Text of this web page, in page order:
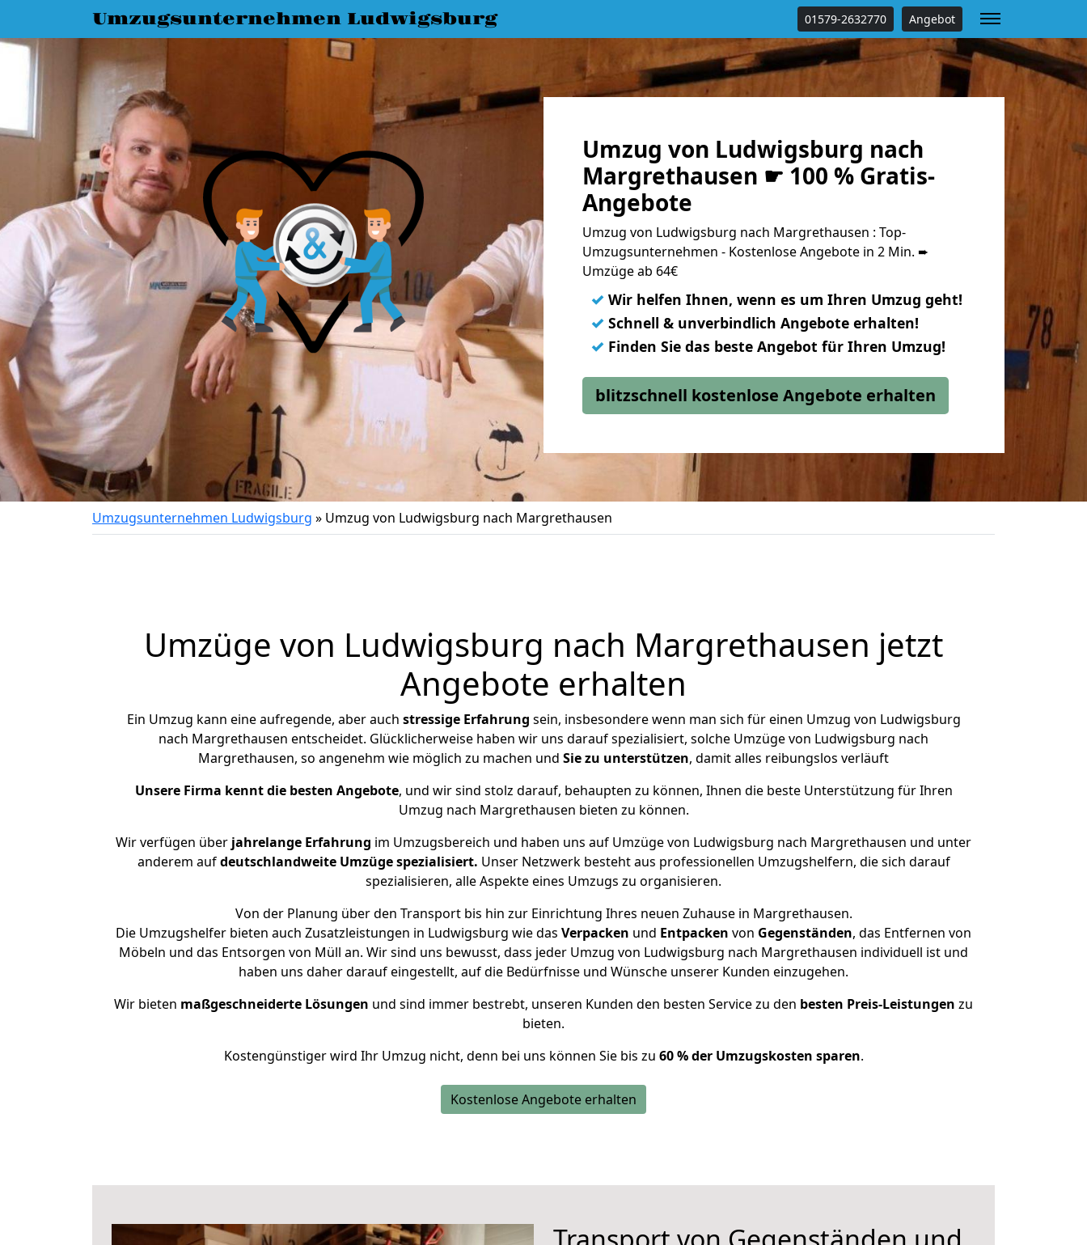
Umzugsunternehmen Ludwigsburg 01579-2632770 Angebot
Umzug von Ludwigsburg nach
Margrethausen ☛ 100 % Gratis-
Angebote
Umzug von Ludwigsburg nach Margrethausen : Top-
Umzugsunternehmen - Kostenlose Angebote in 2 Min. ➨
Umzüge ab 64€
✓ Wir helfen Ihnen, wenn es um Ihren Umzug geht!
✓ Schnell & unverbindlich Angebote erhalten!
✓ Finden Sie das beste Angebot für Ihren Umzug!
blitzschnell kostenlose Angebote erhalten
Umzugsunternehmen Ludwigsburg » Umzug von Ludwigsburg nach Margrethausen
Umzüge von Ludwigsburg nach Margrethausen jetzt
Angebote erhalten
Ein Umzug kann eine aufregende, aber auch stressige Erfahrung sein, insbesondere wenn man sich für einen Umzug von Ludwigsburg
nach Margrethausen entscheidet. Glücklicherweise haben wir uns darauf spezialisiert, solche Umzüge von Ludwigsburg nach
Margrethausen, so angenehm wie möglich zu machen und Sie zu unterstützen, damit alles reibungslos verläuft
Unsere Firma kennt die besten Angebote, und wir sind stolz darauf, behaupten zu können, Ihnen die beste Unterstützung für Ihren
Umzug nach Margrethausen bieten zu können.
Wir verfügen über jahrelange Erfahrung im Umzugsbereich und haben uns auf Umzüge von Ludwigsburg nach Margrethausen und unter
anderem aufdeutschlandweite Umzüge spezialisiert. Unser Netzwerk besteht aus professionellen Umzugshelfern, die sich darauf
spezialisieren, alle Aspekte eines Umzugs zu organisieren.
Von der Planung über den Transport bis hin zur Einrichtung Ihres neuen Zuhause in Margrethausen.
Die Umzugshelfer bieten auch Zusatzleistungen in Ludwigsburg wie das Verpacken und Entpacken von Gegenständen, das Entfernen von
Möbeln und das Entsorgen von Müll an. Wir sind uns bewusst, dass jeder Umzug von Ludwigsburg nach Margrethausen individuell ist und
haben uns daher darauf eingestellt, auf die Bedürfnisse und Wünsche unserer Kunden einzugehen.
Wir bieten maßgeschneiderte Lösungen und sind immer bestrebt, unseren Kunden den besten Service zu den besten Preis-Leistungen zu
bieten.
Kostengünstiger wird Ihr Umzug nicht, denn bei uns können Sie bis zu 60 % der Umzugskosten sparen.
Kostenlose Angebote erhalten